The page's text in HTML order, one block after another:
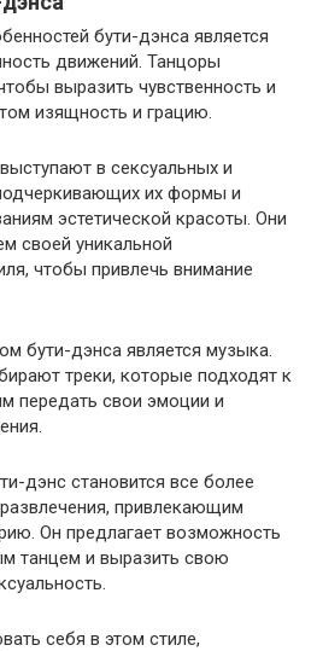
бути-дэнса является
движений. Танцоры
выразить чувственность и
изящность и грацию.
в сексуальных и
их формы и
эстетической красоты. Они
своей уникальной
чтобы привлечь внимание
бути-дэнса является музыка.
треки, которые подходят к
передать свои эмоции и
дэнс становится все более
привлекающим
Он предлагает возможность
танцем и выразить свою
себя в этом стиле,